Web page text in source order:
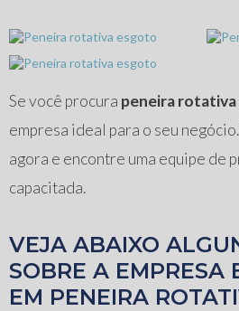
Se você procura peneira
empresa ideal para o seu
agora e encontre uma equipe de
capacitada.
VEJA ABAIXO
SOBRE A EMPRESA
EM PENEIRA